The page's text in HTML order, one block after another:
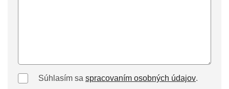
Súhlasím sa spracovaním osobných údajov.